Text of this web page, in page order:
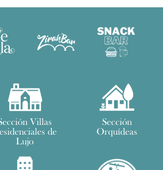
Villas
de
Lujo
Sección
Orquídeas